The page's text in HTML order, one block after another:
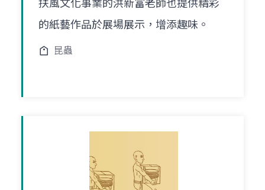
扶風文化事業的洪新富老師也提供精彩
的紙藝作品於展場展示，增添趣味。
昆蟲